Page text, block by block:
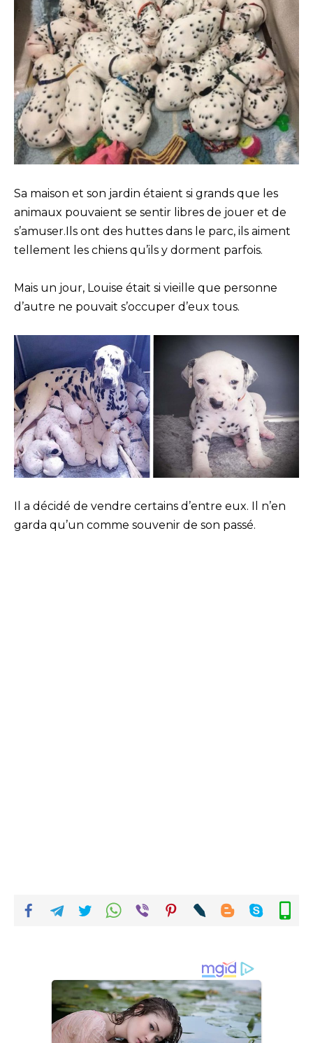
Sa maison et son jardin étaient si grands que les
animaux pouvaient se sentir libres de jouer et de
s’amuser.Ils ont des huttes dans le parc, ils aiment
tellement les chiens qu’ils y dorment parfois.
Mais un jour, Louise était si vieille que personne
d’autre ne pouvait s’occuper d’eux tous.
Il a décidé de vendre certains d’entre eux. Il n’en
garda qu’un comme souvenir de son passé.